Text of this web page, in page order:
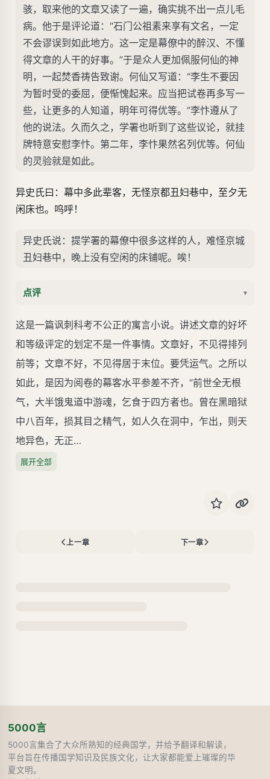
骇，取来他的文章又读了一遍，确实挑不出一点儿毛
病。他于是评论道：“石门公祖素来享有文名，一定
不会谬误到如此地方。这一定是幕僚中的醉汉、不懂
得文章的人干的好事。”于是众人更加佩服何仙的神
明，一起焚香祷告致谢。何仙又写道：“李生不要因
为暂时受的委屈，便惭愧起来。应当把试卷再多写一
些，让更多的人知道，明年可得优等。”李忭遵从了
他的说法。久而久之，学署也听到了这些议论，就挂
牌特意安慰李忭。第二年，李忭果然名列优等。何仙
的灵验就是如此。
异史氏曰：幕中多此辈客，无怪京都丑妇巷中，至夕无
闲床也。呜呼！
异史氏说：提学署的幕僚中很多这样的人，难怪京城
丑妇巷中，晚上没有空闲的床铺呢。唉！
点评 ▾
这是一篇讽刺科考不公正的寓言小说。讲述文章的好坏
和等级评定的划定不是一件事情。文章好，不见得排列
前等；文章不好，不见得居于末位。要凭运气。之所以
如此，是因为阅卷的幕客水平参差不齐，“前世全无根
气，大半饿鬼道中游魂，乞食于四方者也。曾在黑暗狱
中八百年，损其目之精气，如人久在洞中，乍出，则天
地异色，无正…
展开全部
上一章 下一章
5000言
5000言集合了大众所熟知的经典国学，并给予翻译和解读，
平台旨在传播国学知识及民族文化，让大家都能爱上璀璨的华
夏文明。